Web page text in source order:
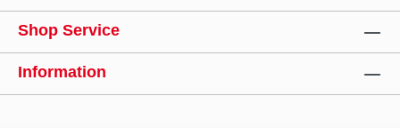
Shop Service
Information